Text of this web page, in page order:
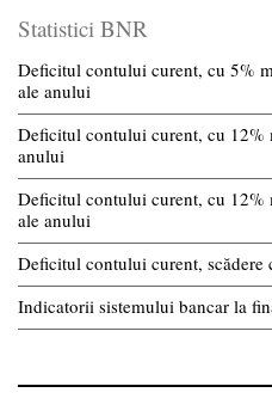
Statistici BNR
Deficitul contului curent, cu 5%
ale anului
Deficitul contului curent, cu 12%
anului
Deficitul contului curent, cu
ale anului
Deficitul contului curent, scădere
Indicatorii sistemului bancar la